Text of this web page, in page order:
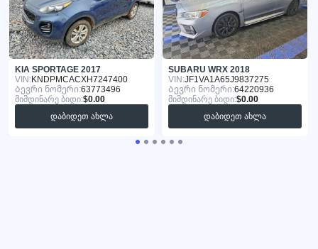
KIA SPORTAGE 2017
VIN:KNDPMCACXH7247400
Ბევრი ნომერი:63773496
მიმდინარე ბიდი:$0.00
დაბიდეთ ახლა
SUBARU WRX 2018
VIN:JF1VA1A65J9837275
Ბევრი ნომერი:64220936
მიმდინარე ბიდი:$0.00
დაბიდეთ ახლა